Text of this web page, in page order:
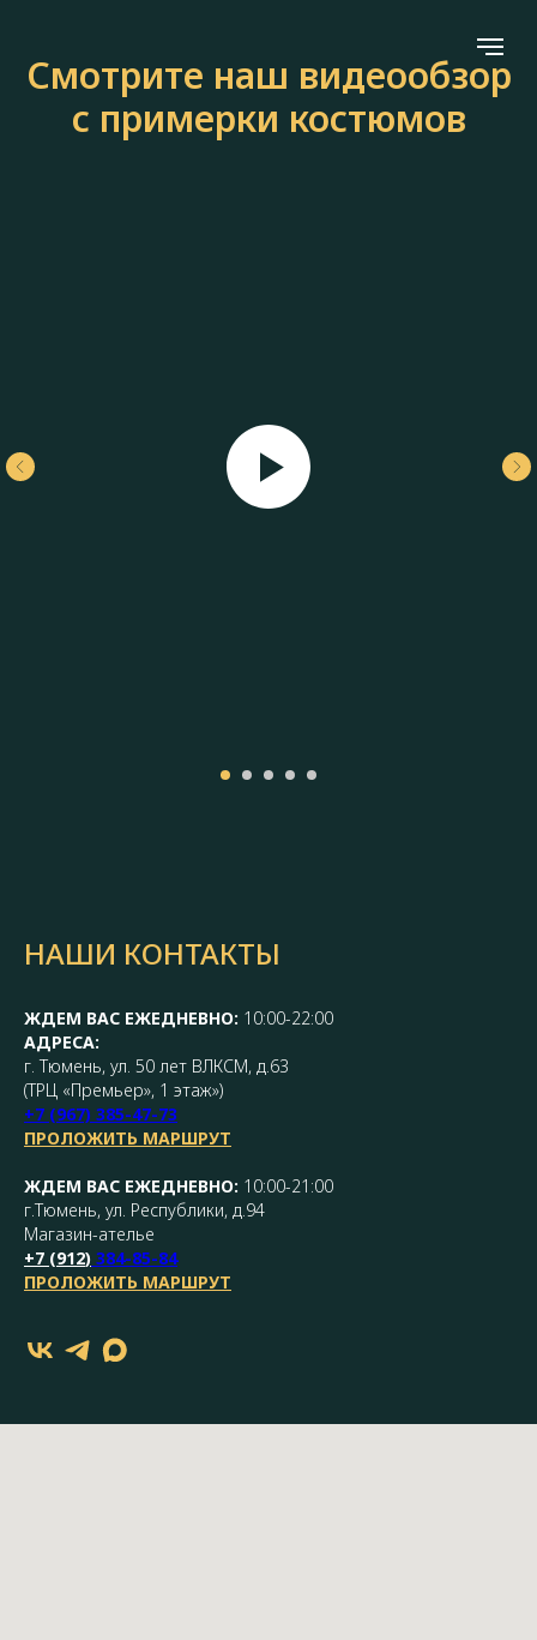
Смотрите наш видеообзор
с примерки костюмов
НАШИ КОНТАКТЫ
ЖДЕМ ВАС ЕЖЕДНЕВНО: 10:00-22:00
АДРЕСА:
г. Тюмень, ул. 50 лет ВЛКСМ, д.63
(ТРЦ «Премьер», 1 этаж»)
+7 (967) 385-47-73
ПРОЛОЖИТЬ МАРШРУТ
ЖДЕМ ВАС ЕЖЕДНЕВНО: 10:00-21:00
г.Тюмень, ул. Республики, д.94
Магазин-ателье
+7 (912) 384-85-84
ПРОЛОЖИТЬ МАРШРУТ